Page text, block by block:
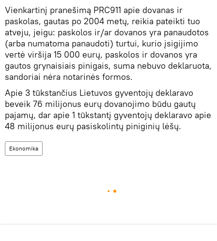
Vienkartinį pranešimą PRC911 apie dovanas ir
paskolas, gautas po 2004 metų, reikia pateikti tuo
atveju, jeigu: paskolos ir/ar dovanos yra panaudotos
(arba numatoma panaudoti) turtui, kurio įsigijimo
vertė viršija 15 000 eurų, paskolos ir dovanos yra
gautos grynaisiais pinigais, suma nebuvo deklaruota,
sandoriai nėra notarinės formos.
Apie 3 tūkstančius Lietuvos gyventojų deklaravo
beveik 76 milijonus eurų dovanojimo būdu gautų
pajamų, dar apie 1 tūkstantį gyventojų deklaravo apie
48 milijonus eurų pasiskolintų piniginių lėšų.
Ekonomika